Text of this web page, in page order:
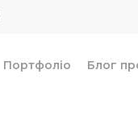
Портфоліо Блог